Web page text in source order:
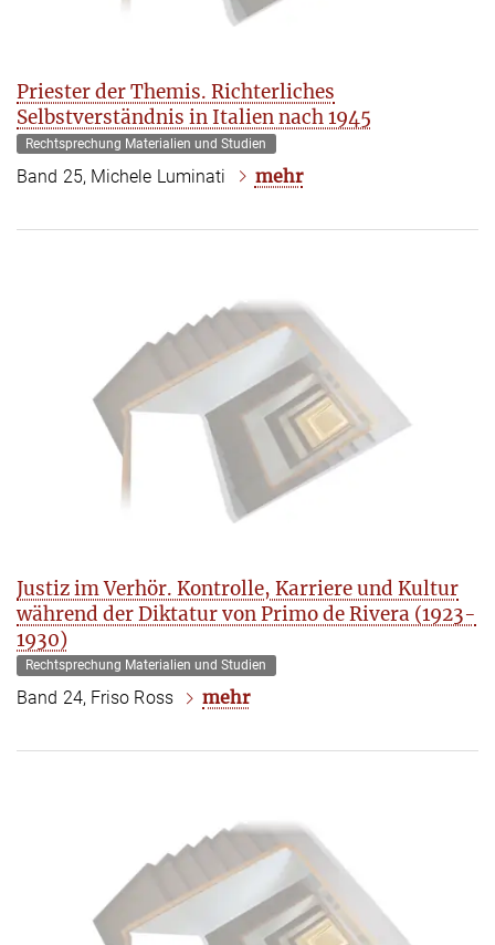
Priester der Themis. Richterliches
Selbstverständnis in Italien nach 1945
Rechtsprechung Materialien und Studien
Band 25, Michele Luminati mehr
Justiz im Verhör. Kontrolle, Karriere und Kultur
während der Diktatur von Primo de Rivera (1923-
1930)
Rechtsprechung Materialien und Studien
Band 24, Friso Ross mehr